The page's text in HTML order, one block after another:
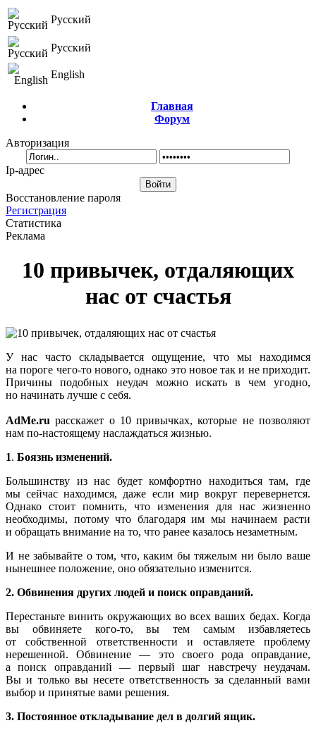
Русский
Русский
English
Главная
Форум
Авторизация
Ip-адрес
Восстановление пароля
Регистрация
Статистика
Реклама
10 привычек, отдаляющих
нас от счастья
У нас часто складывается ощущение, что мы находимся
на пороге чего-то нового, однако это новое так и не приходит.
Причины подобных неудач можно искать в чем угодно,
но начинать лучше с себя.
AdMe.ru расскажет о 10 привычках, которые не позволяют
нам по-настоящему наслаждаться жизнью.
1. Боязнь изменений.
Большинству из нас будет комфортно находиться там, где
мы сейчас находимся, даже если мир вокруг перевернется.
Однако стоит помнить, что изменения для нас жизненно
необходимы, потому что благодаря им мы начинаем расти
и обращать внимание на то, что ранее казалось незаметным.
И не забывайте о том, что, каким бы тяжелым ни было ваше
нынешнее положение, оно обязательно изменится.
2. Обвинения других людей и поиск оправданий.
Перестаньте винить окружающих во всех ваших бедах. Когда
вы обвиняете кого-то, вы тем самым избавляетесь
от собственной ответственности и оставляете проблему
нерешенной. Обвинение — это своего рода оправдание,
а поиск оправданий — первый шаг навстречу неудачам.
Вы и только вы несете ответственность за сделанный вами
выбор и принятые вами решения.
3. Постоянное откладывание дел в долгий ящик.